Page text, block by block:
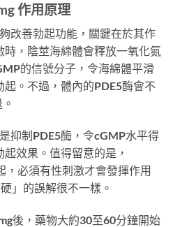
作用原理
改善勃起功能，關鍵在於其作
，陰莖海綿體會釋放一氧化氮
的信號分子，令海綿體平滑
。不過，體內的PDE5酶會不
抑制PDE5酶，令cGMP水平得
效果。值得留意的是，
必須有性刺激才會發揮作用
」的誤解很不一樣。
後，藥物大約30至60分鐘開始